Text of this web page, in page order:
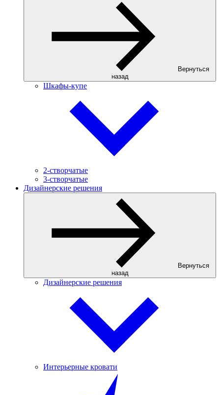
Вернуться
назад
Шкафы-купе
2-створчатые
3-створчатые
Дизайнерские решения
Вернуться
назад
Дизайнерские решения
Интерьерные кровати